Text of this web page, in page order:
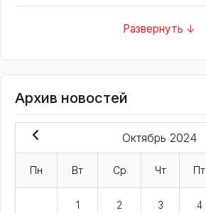
Развернуть ↓
Архив новостей
Октябрь 2024
Пн Вт Ср Чт Пт
1 2 3 4